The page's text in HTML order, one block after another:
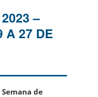
–
A 27 DE
Semana de